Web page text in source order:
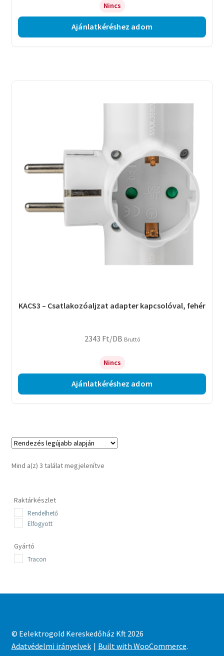
Nincs
Ajánlatkéréshez adom
KACS3 – Csatlakozóaljzat adapter kapcsolóval, fehér
2343 Ft/DB Bruttó
Nincs
Ajánlatkéréshez adom
Mind a(z) 3 találat megjelenítveSorted
Raktárkészlet
Rendelhető
Elfogyott
Gyártó
Tracon
© Eelektrogold Kereskedőház Kft 2026
Adatvédelmi irányelvek
Built with WooCommerce.